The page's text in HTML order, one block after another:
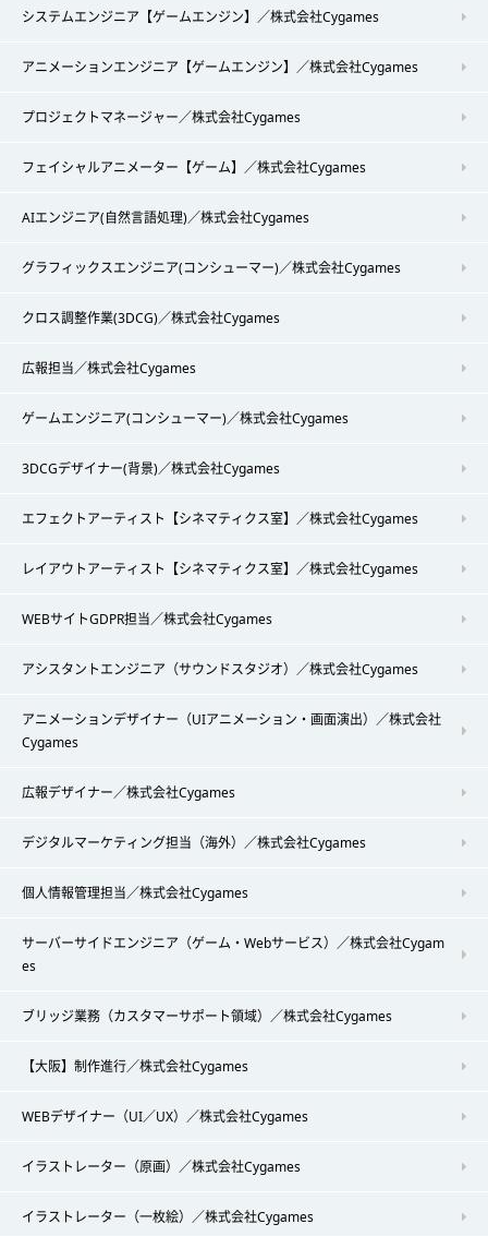
システムエンジニア【ゲームエンジン】／株式会社Cygames
アニメーションエンジニア【ゲームエンジン】／株式会社Cygames
プロジェクトマネージャー／株式会社Cygames
フェイシャルアニメーター【ゲーム】／株式会社Cygames
AIエンジニア(自然言語処理)／株式会社Cygames
グラフィックスエンジニア(コンシューマー)／株式会社Cygames
クロス調整作業(3DCG)／株式会社Cygames
広報担当／株式会社Cygames
ゲームエンジニア(コンシューマー)／株式会社Cygames
3DCGデザイナー(背景)／株式会社Cygames
エフェクトアーティスト【シネマティクス室】／株式会社Cygames
レイアウトアーティスト【シネマティクス室】／株式会社Cygames
WEBサイトGDPR担当／株式会社Cygames
アシスタントエンジニア（サウンドスタジオ）／株式会社Cygames
アニメーションデザイナー（UIアニメーション・画面演出）／株式会社
Cygames
広報デザイナー／株式会社Cygames
デジタルマーケティング担当（海外）／株式会社Cygames
個人情報管理担当／株式会社Cygames
サーバーサイドエンジニア（ゲーム・Webサービス）／株式会社Cygam
es
ブリッジ業務（カスタマーサポート領域）／株式会社Cygames
【大阪】制作進行／株式会社Cygames
WEBデザイナー（UI／UX）／株式会社Cygames
イラストレーター（原画）／株式会社Cygames
イラストレーター（一枚絵）／株式会社Cygames